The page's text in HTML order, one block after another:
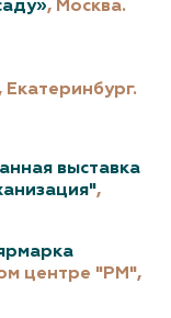
, Москва.
Екатеринбург.
выставка
,
центре "РМ",